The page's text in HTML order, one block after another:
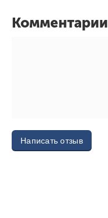
Комментарии
Написать отзыв